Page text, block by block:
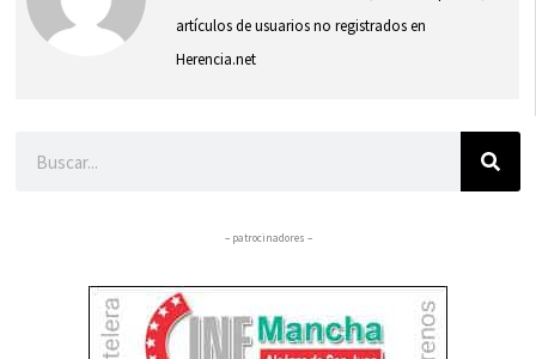
artículos de usuarios no registrados en
Herencia.net
– patrocinadores –